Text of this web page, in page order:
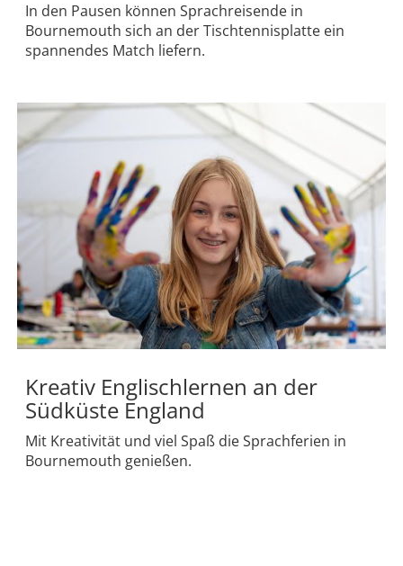
In den Pausen können Sprachreisende in
Bournemouth sich an der Tischtennisplatte ein
spannendes Match liefern.
Kreativ Englischlernen an der
Südküste England
Mit Kreativität und viel Spaß die Sprachferien in
Bournemouth genießen.